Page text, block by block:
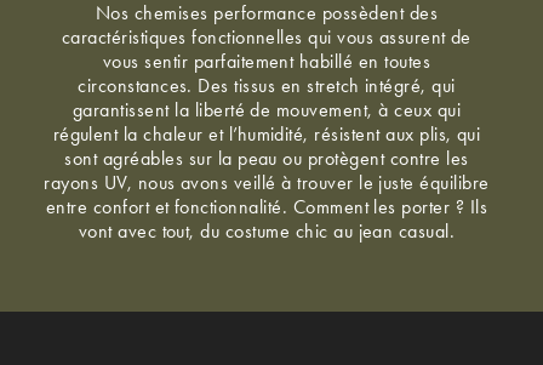
Nos chemises performance possèdent des
caractéristiques fonctionnelles qui vous assurent de
vous sentir parfaitement habillé en toutes
circonstances. Des tissus en stretch intégré, qui
garantissent la liberté de mouvement, à ceux qui
régulent la chaleur et l’humidité, résistent aux plis, qui
sont agréables sur la peau ou protègent contre les
rayons UV, nous avons veillé à trouver le juste équilibre
entre confort et fonctionnalité. Comment les porter ? Ils
vont avec tout, du costume chic au jean casual.